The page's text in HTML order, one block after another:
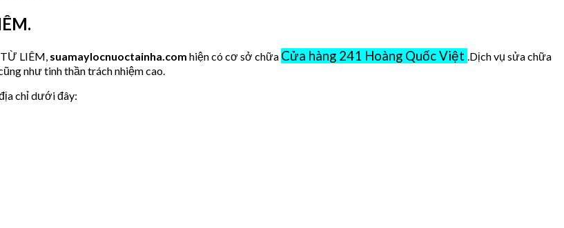
LIÊM, suamaylocnuoctainha.com hiện có cơ sở chữa Cửa hàng 241 Hoàng Quốc Việt .Dịch vụ sửa chữa
như tinh thần trách nhiệm cao.
chỉ dưới đây: